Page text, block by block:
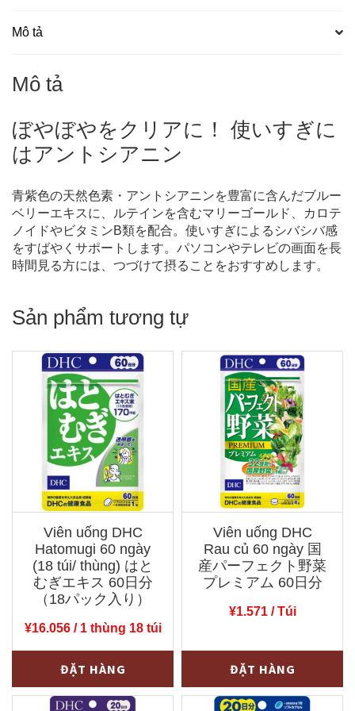
số
lượng
Mô tả
Mô tả
ぼやぼやをクリアに！ 使いすぎに
はアントシアニン
青紫色の天然色素・アントシアニンを豊富に含んだブルー
ベリーエキスに、ルテインを含むマリーゴールド、カロテ
ノイドやビタミンB類を配合。使いすぎによるシバシバ感
をすばやくサポートします。パソコンやテレビの画面を長
時間見る方には、つづけて摂ることをおすすめします。
Sản phẩm tương tự
Viên uống DHC
Hatomugi 60 ngày
(18 túi/ thùng) はと
むぎエキス 60日分
（18パック入り）
¥16.056/ 1 thùng 18 túi
uống
ĐẶT HÀNG
Viên uống DHC
Rau củ 60 ngày 国
産パーフェクト野菜
プレミアム 60日分
¥1.571/ Túi
uống
ĐẶT HÀNG